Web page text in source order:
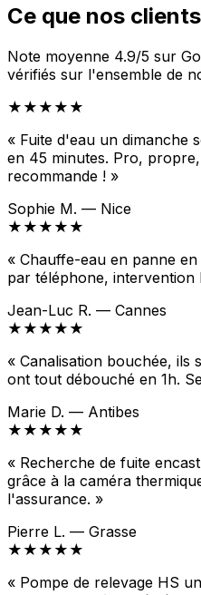
Ce que nos
Note moyenne 4.9/5 sur
vérifiés sur l'ensemble de
★★★★★
« Fuite d'eau un dimanche
en 45 minutes. Pro,
recommande ! »
Sophie M. — Nice
★★★★★
« Chauffe-eau en panne
par téléphone, intervention
Jean-Luc R. — Cannes
★★★★★
« Canalisation bouchée, ils
ont tout débouché en 1h.
Marie D. — Antibes
★★★★★
« Recherche de fuite
grâce à la caméra
l'assurance. »
Pierre L. — Grasse
★★★★★
« Pompe de relevage HS